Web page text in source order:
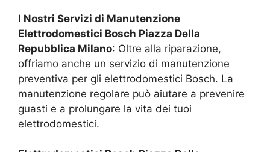
I Nostri Servizi di Manutenzione
Elettrodomestici Bosch Piazza Della
Repubblica Milano: Oltre alla riparazione,
offriamo anche un servizio di manutenzione
preventiva per gli elettrodomestici Bosch. La
manutenzione regolare può aiutare a prevenire
guasti e a prolungare la vita dei tuoi
elettrodomestici.